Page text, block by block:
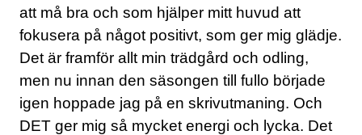
att må bra och som hjälper mitt huvud att
fokusera på något positivt, som ger mig glädje.
Det är framför allt min trädgård och odling,
men nu innan den säsongen till fullo började
igen hoppade jag på en skrivutmaning. Och
DET ger mig så mycket energi och lycka. Det